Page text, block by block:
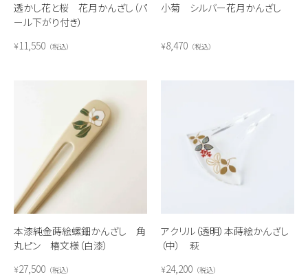
透かし花と桜 花月かんざし（パ
ール下がり付き）
¥11,550 税込
小菊 シルバー花月かんざし
¥8,470 税込
本漆純金蒔絵螺鈿かんざし 角
丸ピン 椿文様（白漆）
¥27,500 税込
アクリル（透明）本蒔絵かんざし
（中） 萩
¥24,200 税込